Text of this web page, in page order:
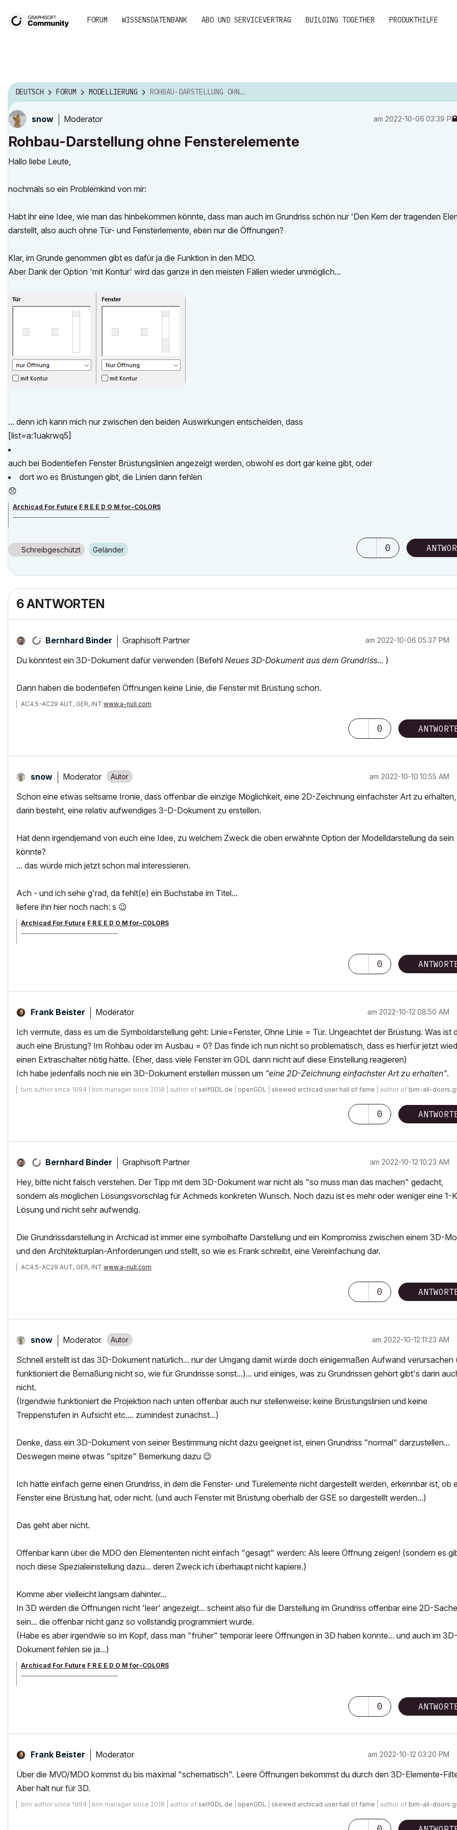
FORUM WISSENSDATENBANK ABO UND SERVICEVERTRAG BUILDING TOGETHER PRODUKTHILFE
DEUTSCH FORUM MODELLIERUNG ROHBAU-DARSTELLUNG OHNE FENSTERELEMENTE
snow Moderator am ‎2022-10-06 03:39 PM
Rohbau-Darstellung ohne Fensterelemente
Hallo liebe Leute,
nochmals so ein Problemkind von mir:
Habt ihr eine Idee, wie man das hinbekommen könnte, dass man auch im Grundriss schön nur 'Den Kern der tragenden
darstellt, also auch ohne Tür- und Fensterlemente, eben nur die Öffnungen?
Klar, im Grunde genommen gibt es dafür ja die Funktion in den MDO.
Aber Dank der Option 'mit Kontur' wird das ganze in den meisten Fällen wieder unmöglich...
... denn ich kann mich nur zwischen den beiden Auswirkungen entscheiden, dass
[list=a:1uakrwq5]
auch bei Bodentiefen Fenster Brüstungslinien angezeigt werden, obwohl es dort gar keine gibt, oder
dort wo es Brüstungen gibt, die Linien dann fehlen
😞
Archicad For Future F R E E D O M for-COLORS
Schreibgeschützt Geländer 0
6 ANTWORTEN
Bernhard Binder Graphisoft Partner am ‎2022-10-06 05:37 PM
Du könntest ein 3D-Dokument dafür verwenden (Befehl Neues 3D-Dokument aus dem Grundriss... )
Dann haben die bodentiefen Öffnungen keine Linie, die Fenster mit Brüstung schon.
AC4.5-AC29 AUT, GER, INT www.a-null.com
0
snow Moderator am ‎2022-10-10 10:55 AM
Schon eine etwas seltsame Ironie, dass offenbar die einzige Möglichkeit, eine 2D-Zeichnung einfachster Art zu erhalten,
darin besteht, eine relativ aufwendiges 3-D-Dokument zu erstellen.
Hat denn irgendjemand von euch eine Idee, zu welchem Zweck die oben erwähnte Option der Modelldarstellung da sein
könnte?
... das würde mich jetzt schon mal interessieren.
Ach - und ich sehe g'rad, da fehlt(e) ein Buchstabe im Titel...
liefere ihn hier noch nach: s 😉
Archicad For Future F R E E D O M for-COLORS
0
Frank Beister Moderator am ‎2022-10-12 08:50 AM
Ich vermute, dass es um die Symboldarstellung geht: Linie=Fenster, Ohne Linie = Tür. Ungeachtet der Brüstung. Was ist
auch eine Brüstung? Im Rohbau oder im Ausbau = 0? Das finde ich nun nicht so problematisch, dass es hierfür jetzt
einen Extraschalter nötig hätte. (Eher, dass viele Fenster im GDL dann nicht auf diese Einstellung reagieren)
Ich habe jedenfalls noch nie ein 3D-Dokument erstellen müssen um "eine 2D-Zeichnung einfachster Art zu erhalten".
bim author since 1994 | bim manager since 2018 | author of selfGDL.de openGDL skewed archicad user hall of fame | author of bim-all-
0
Bernhard Binder Graphisoft Partner am ‎2022-10-12 10:23 AM
Hey, bitte nicht falsch verstehen. Der Tipp mit dem 3D-Dokument war nicht als "so muss man das machen" gedacht,
sondern als möglichen Lösungsvorschlag für Achmeds konkreten Wunsch. Noch dazu ist es mehr oder weniger eine 1-
Lösung und nicht sehr aufwendig.
Die Grundrissdarstellung in Archicad ist immer eine symbolhafte Darstellung und ein Kompromiss zwischen einem 3D-
und den Architekturplan-Anforderungen und stellt, so wie es Frank schreibt, eine Vereinfachung dar.
AC4.5-AC29 AUT, GER, INT www.a-null.com
0
snow Moderator am ‎2022-10-12 11:23 AM
Schnell erstellt ist das 3D-Dokument natürlich... nur der Umgang damit würde doch einigermaßen Aufwand verursachen
funktioniert die Bemaßung nicht so, wie für Grundrisse sonst...)... und einiges, was zu Grundrissen gehört gibt's darin
nicht.
(Irgendwie funktioniert die Projektion nach unten offenbar auch nur stellenweise: keine Brüstungslinien und keine
Treppenstufen in Aufsicht etc.... zumindest zunächst...)
Denke, dass ein 3D-Dokument von seiner Bestimmung nicht dazu geeignet ist, einen Grundriss "normal" darzustellen...
Deswegen meine etwas "spitze" Bemerkung dazu 😉
Ich hätte einfach gerne einen Grundriss, in dem die Fenster- und Türelemente nicht dargestellt werden, erkennbar ist, ob
Fenster eine Brüstung hat, oder nicht. (und auch Fenster mit Brüstung oberhalb der GSE so dargestellt werden...)
Das geht aber nicht.
Offenbar kann über die MDO den Elemententen nicht einfach "gesagt" werden: Als leere Öffnung zeigen! (sondern es
noch diese Spezialeinstellung dazu... deren Zweck ich überhaupt nicht kapiere.)
Komme aber vielleicht langsam dahinter...
In 3D werden die Öffnungen nicht 'leer' angezeigt... scheint also für die Darstellung im Grundriss offenbar eine 2D-
sein... die offenbar nicht ganz so vollständig programmiert wurde.
(Habe es aber irgendwie so im Kopf, dass man "früher" temporär leere Öffnungen in 3D haben konnte... und auch im 3D-
Dokument fehlen sie ja...)
Archicad For Future F R E E D O M for-COLORS
0
Frank Beister Moderator am ‎2022-10-12 03:20 PM
Über die MVO/MDO kommst du bis maximal "schematisch". Leere Öffnungen bekommst du durch den 3D-Elemente-
Aber halt nur für 3D.
bim author since 1994 | bim manager since 2018 | author of selfGDL.de openGDL skewed archicad user hall of fame | author of bim-all-